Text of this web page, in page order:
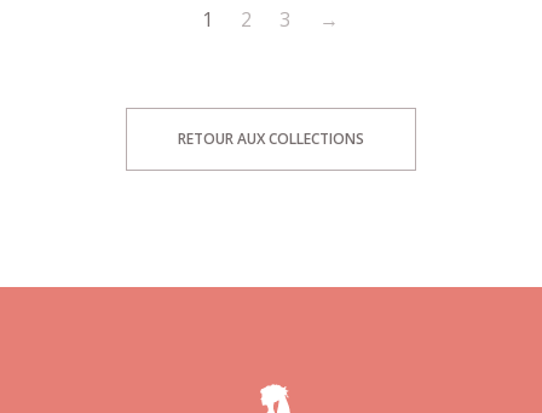
1 2 3 →
RETOUR AUX COLLECTIONS